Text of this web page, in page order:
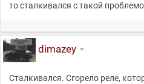
то сталкивался с такой
dimazey
Сталкивался. Сгорело реле,